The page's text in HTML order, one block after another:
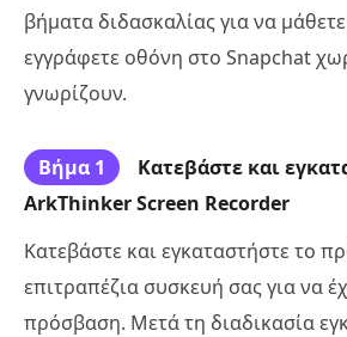
βήματα διδασκαλίας για να
εγγράφετε οθόνη στο Snapchat
γνωρίζουν.
Βήμα 1
Κατεβάστε και
ArkThinker Screen Recorder
Κατεβάστε και εγκαταστήστε το
επιτραπέζια συσκευή σας για να
πρόσβαση. Μετά τη διαδικασία